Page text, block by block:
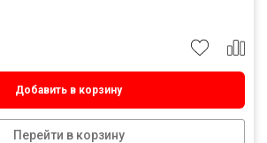
Добавить в корзину
Перейти в корзину